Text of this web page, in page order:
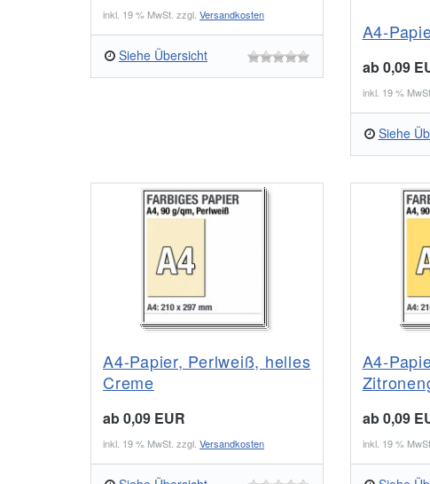
inkl. 19 % MwSt. zzgl. Versandkosten
Siehe Übersicht
A4-
ab 0,09
inkl. 19 %
Siehe
A4-Papier, Perlweiß, helles
Creme
ab 0,09 EUR
inkl. 19 % MwSt. zzgl. Versandkosten
A4-
ab 0,09
inkl. 19 %